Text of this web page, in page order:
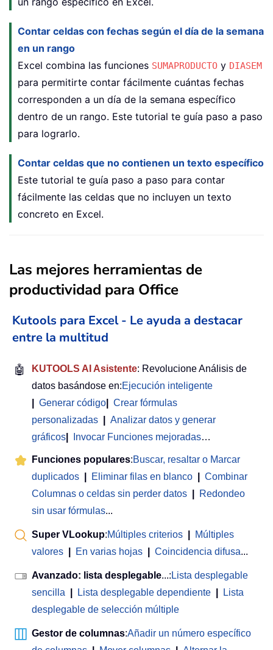
Contar celdas con fechas según el día de la semana
en un rango
Excel combina las funciones SUMAPRODUCTO y DIASEM
para permitirte contar fácilmente cuántas fechas
corresponden a un día de la semana específico
dentro de un rango. Este tutorial te guía paso a paso
para lograrlo.
Contar celdas que no contienen un texto específico
Este tutorial te guía paso a paso para contar
fácilmente las celdas que no incluyen un texto
concreto en Excel.
Las mejores herramientas de
productividad para Office
Kutools para Excel - Le ayuda a destacar
entre la multitud
🤖 KUTOOLS AI Asistente: Revolucione Análisis de
datos basándose en:Ejecución inteligente
Generar código
Crear fórmulas
personalizadas
Analizar datos y generar
gráficos
Invocar Funciones mejoradas…
Funciones populares:Buscar, resaltar o Marcar
duplicados
Eliminar filas en blanco
Combinar
Columnas o celdas sin perder datos
Redondeo
sin usar fórmulas...
Super VLookup:Múltiples criterios
Múltiples
valores
En varias hojas Coincidencia difusa...
Avanzado: lista desplegable...: Lista desplegable
sencilla
Lista desplegable dependiente
Lista
desplegable de selección múltiple
Gestor de columnas:Añadir un número específico